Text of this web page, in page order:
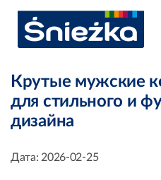
Крутые мужские
для стильного и
дизайна
Дата: 2026-02-25